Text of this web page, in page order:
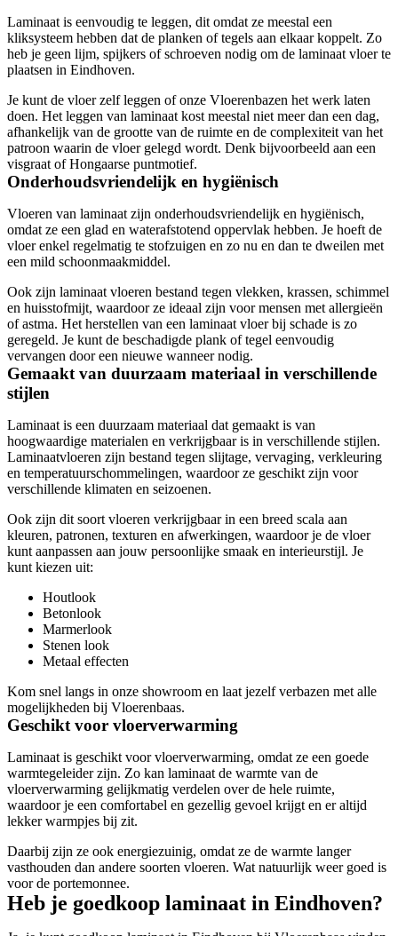
Laminaat is eenvoudig te leggen, dit omdat ze meestal een
kliksysteem hebben dat de planken of tegels aan elkaar koppelt. Zo
heb je geen lijm, spijkers of schroeven nodig om de laminaat vloer te
plaatsen in Eindhoven.
Je kunt de vloer zelf leggen of onze Vloerenbazen het werk laten
doen. Het leggen van laminaat kost meestal niet meer dan een dag,
afhankelijk van de grootte van de ruimte en de complexiteit van het
patroon waarin de vloer gelegd wordt. Denk bijvoorbeeld aan een
visgraat of Hongaarse puntmotief.
Onderhoudsvriendelijk en hygiënisch
Vloeren van laminaat zijn onderhoudsvriendelijk en hygiënisch,
omdat ze een glad en waterafstotend oppervlak hebben. Je hoeft de
vloer enkel regelmatig te stofzuigen en zo nu en dan te dweilen met
een mild schoonmaakmiddel.
Ook zijn laminaat vloeren bestand tegen vlekken, krassen, schimmel
en huisstofmijt, waardoor ze ideaal zijn voor mensen met allergieën
of astma. Het herstellen van een laminaat vloer bij schade is zo
geregeld. Je kunt de beschadigde plank of tegel eenvoudig
vervangen door een nieuwe wanneer nodig.
Gemaakt van duurzaam materiaal in verschillende
stijlen
Laminaat is een duurzaam materiaal dat gemaakt is van
hoogwaardige materialen en verkrijgbaar is in verschillende stijlen.
Laminaatvloeren zijn bestand tegen slijtage, vervaging, verkleuring
en temperatuurschommelingen, waardoor ze geschikt zijn voor
verschillende klimaten en seizoenen.
Ook zijn dit soort vloeren verkrijgbaar in een breed scala aan
kleuren, patronen, texturen en afwerkingen, waardoor je de vloer
kunt aanpassen aan jouw persoonlijke smaak en interieurstijl. Je
kunt kiezen uit:
Houtlook
Betonlook
Marmerlook
Stenen look
Metaal effecten
Kom snel langs in onze showroom en laat jezelf verbazen met alle
mogelijkheden bij Vloerenbaas.
Geschikt voor vloerverwarming
Laminaat is geschikt voor vloerverwarming, omdat ze een goede
warmtegeleider zijn. Zo kan laminaat de warmte van de
vloerverwarming gelijkmatig verdelen over de hele ruimte,
waardoor je een comfortabel en gezellig gevoel krijgt en er altijd
lekker warmpjes bij zit.
Daarbij zijn ze ook energiezuinig, omdat ze de warmte langer
vasthouden dan andere soorten vloeren. Wat natuurlijk weer goed is
voor de portemonnee.
Heb je goedkoop laminaat in Eindhoven?